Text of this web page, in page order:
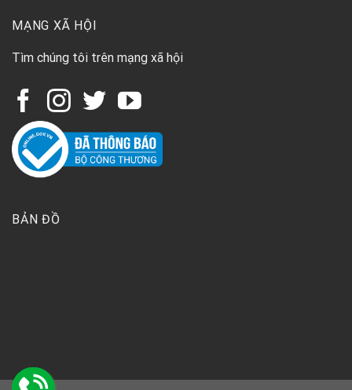
MẠNG XÃ HỘI
Tìm chúng tôi trên mạng xã hội
BẢN ĐỒ